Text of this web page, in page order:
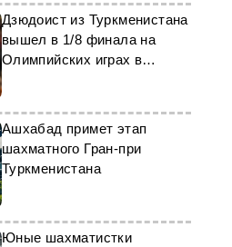
Дзюдоист из Туркменистана
вышел в 1/8 финала на
Олимпийских играх в
Париже
Ашхабад примет этап
шахматного Гран-при
Туркменистана
Юные шахматистки